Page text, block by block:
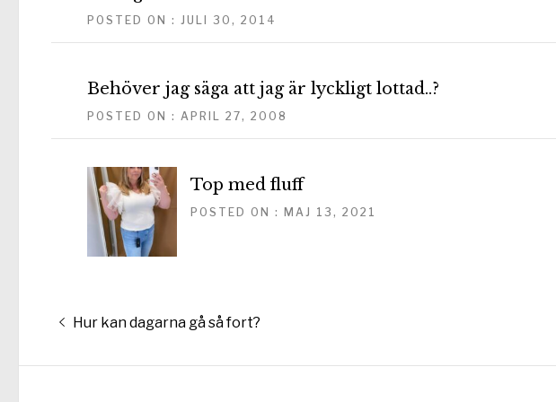
POSTED ON : JULI 30, 2014
Behöver jag säga att jag är lyckligt lottad..?
POSTED ON : APRIL 27, 2008
Top med fluff
POSTED ON : MAJ 13, 2021
Inläggsnavigering
Föregående
Hur kan dagarna gå så fort?